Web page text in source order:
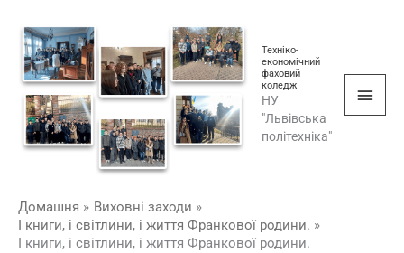
вмісту
Техніко-
економічний
фаховий
коледж
НУ
"Львівська
політехніка"
Домашня
Виховні заходи
І книги, і світлини, і життя Франкової родини.
І книги, і світлини, і життя Франкової родини.